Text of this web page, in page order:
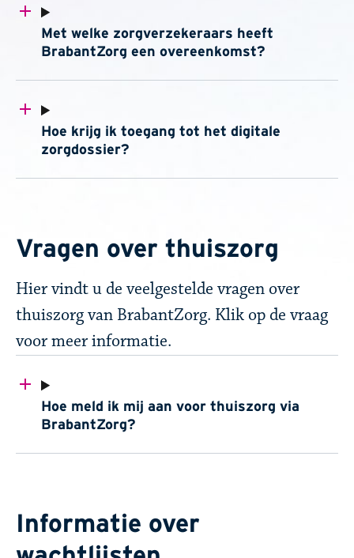
Met wel​ke zorgverzekeraars heeft
BrabantZorg een overeenkomst?
Hoe krijg ik toegang tot het digitale
zorgdossier?
Vragen over thuiszorg
Hier vindt u de veelgestelde vragen over
thuiszorg van BrabantZorg. Klik op de vraag
voor meer informatie.​
Hoe meld ik mij aan voor thuiszorg via
BrabantZorg?
Informatie over